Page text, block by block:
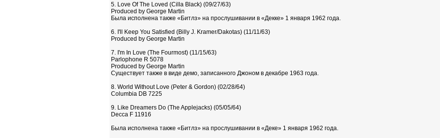
5. Love Of The Loved (Cilla Black) (09/27/63)
Produced by George Martin
Была исполнена также «Битлз» на прослушивании в «Декке» 1 января 1962 года.
6. I'll Keep You Satisfied (Billy J. Kramer/Dakotas) (11/11/63)
Produced by George Martin
7. I'm In Love (The Fourmost) (11/15/63)
Parlophone R 5078
Produced by George Martin
Существует также в виде демо, записанного Джоном в декабре 1963 года.
8. World Without Love (Peter & Gordon) (02/28/64)
Columbia DB 7225
9. Like Dreamers Do (The Applejacks) (05/05/64)
Decca F 11916
Была исполнена также «Битлз» на прослушивании в «Деке» 1 января 1962 года.